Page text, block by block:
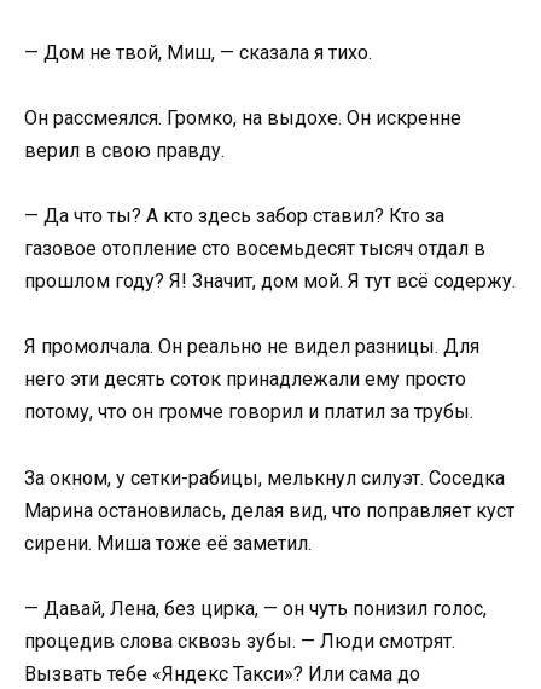
— Дом не твой, Миш, — сказала я тихо.
Он рассмеялся. Громко, на выдохе. Он искренне
верил в свою правду.
— Да что ты? А кто здесь забор ставил? Кто за
газовое отопление сто восемьдесят тысяч отдал в
прошлом году? Я! Значит, дом мой. Я тут всё содержу.
Я промолчала. Он реально не видел разницы. Для
него эти десять соток принадлежали ему просто
потому, что он громче говорил и платил за трубы.
За окном, у сетки-рабицы, мелькнул силуэт. Соседка
Марина остановилась, делая вид, что поправляет куст
сирени. Миша тоже её заметил.
— Давай, Лена, без цирка, — он чуть понизил голос,
процедив слова сквозь зубы. — Люди смотрят.
Вызвать тебе «Яндекс Такси»? Или сама до